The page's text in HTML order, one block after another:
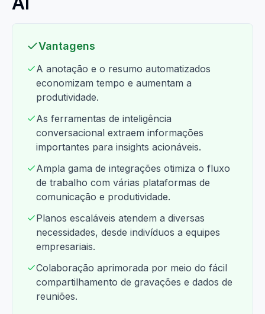
Vantagens
A anotação e o resumo automatizados
economizam tempo e aumentam a
produtividade.
As ferramentas de inteligência
conversacional extraem informações
importantes para insights acionáveis.
Ampla gama de integrações otimiza o fluxo
de trabalho com várias plataformas de
comunicação e produtividade.
Planos escaláveis atendem a diversas
necessidades, desde indivíduos a equipes
empresariais.
Colaboração aprimorada por meio do fácil
compartilhamento de gravações e dados de
reuniões.